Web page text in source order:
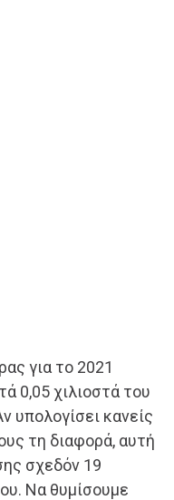
για το 2021
0,05 χιλιοστά του
υπολογίσει κανείς
τη διαφορά, αυτή
σχεδόν 19
Να θυμίσουμε